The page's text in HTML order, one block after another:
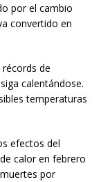
por el cambio
convertido en
de
calentándose.
temperaturas
efectos del
calor en febrero
por